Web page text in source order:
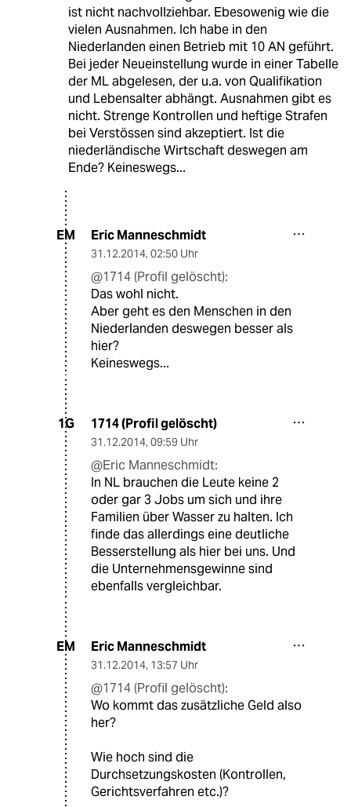
ist nicht nachvollziehbar. Ebesowenig wie die
vielen Ausnahmen. Ich habe in den
Niederlanden einen Betrieb mit 10 AN geführt.
Bei jeder Neueinstellung wurde in einer Tabelle
der ML abgelesen, der u.a. von Qualifikation
und Lebensalter abhängt. Ausnahmen gibt es
nicht. Strenge Kontrollen und heftige Strafen
bei Verstössen sind akzeptiert. Ist die
niederländische Wirtschaft deswegen am
Ende? Keineswegs...
EM Eric Manneschmidt
31.12.2014, 02:50 Uhr
@1714 (Profil gelöscht):
Das wohl nicht.
Aber geht es den Menschen in den
Niederlanden deswegen besser als
hier?
Keineswegs...
1G 1714 (Profil gelöscht)
31.12.2014, 09:59 Uhr
@Eric Manneschmidt:
In NL brauchen die Leute keine 2
oder gar 3 Jobs um sich und ihre
Familien über Wasser zu halten. Ich
finde das allerdings eine deutliche
Besserstellung als hier bei uns. Und
die Unternehmensgewinne sind
ebenfalls vergleichbar.
EM Eric Manneschmidt
31.12.2014, 13:57 Uhr
@1714 (Profil gelöscht):
Wo kommt das zusätzliche Geld also
her?
Wie hoch sind die
Durchsetzungskosten (Kontrollen,
Gerichtsverfahren etc.)?